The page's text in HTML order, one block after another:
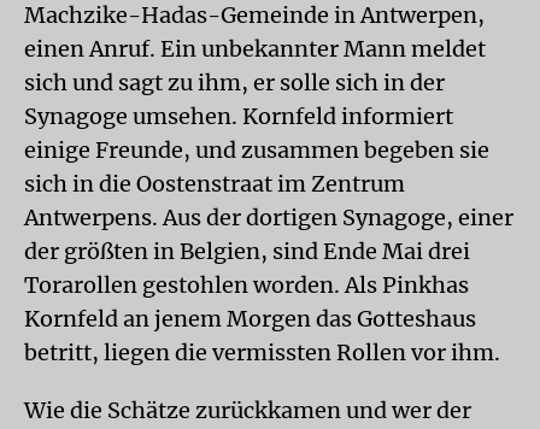
Machzike-Hadas-Gemeinde in Antwerpen,
einen Anruf. Ein unbekannter Mann meldet
sich und sagt zu ihm, er solle sich in der
Synagoge umsehen. Kornfeld informiert
einige Freunde, und zusammen begeben sie
sich in die Oostenstraat im Zentrum
Antwerpens. Aus der dortigen Synagoge, einer
der größten in Belgien, sind Ende Mai drei
Torarollen gestohlen worden. Als Pinkhas
Kornfeld an jenem Morgen das Gotteshaus
betritt, liegen die vermissten Rollen vor ihm.
Wie die Schätze zurückkamen und wer der